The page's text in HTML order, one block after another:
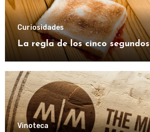
Curiosidades
La regla de los cinco segundos
Vinoteca